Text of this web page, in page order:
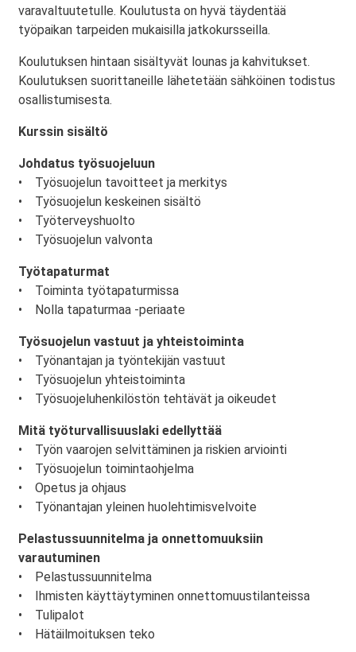
varavaltuutetulle. Koulutusta on hyvä täydentää
työpaikan tarpeiden mukaisilla jatkokursseilla.
Koulutuksen hintaan sisältyvät lounas ja kahvitukset.
Koulutuksen suorittaneille lähetetään sähköinen todistus
osallistumisesta.
Kurssin sisältö
Johdatus työsuojeluun
• Työsuojelun tavoitteet ja merkitys
• Työsuojelun keskeinen sisältö
• Työterveyshuolto
• Työsuojelun valvonta
Työtapaturmat
• Toiminta työtapaturmissa
• Nolla tapaturmaa -periaate
Työsuojelun vastuut ja yhteistoiminta
• Työnantajan ja työntekijän vastuut
• Työsuojelun yhteistoiminta
• Työsuojeluhenkilöstön tehtävät ja oikeudet
Mitä työturvallisuuslaki edellyttää
• Työn vaarojen selvittäminen ja riskien arviointi
• Työsuojelun toimintaohjelma
• Opetus ja ohjaus
• Työnantajan yleinen huolehtimisvelvoite
Pelastussuunnitelma ja onnettomuuksiin
varautuminen
• Pelastussuunnitelma
• Ihmisten käyttäytyminen onnettomuustilanteissa
• Tulipalot
• Hätäilmoituksen teko